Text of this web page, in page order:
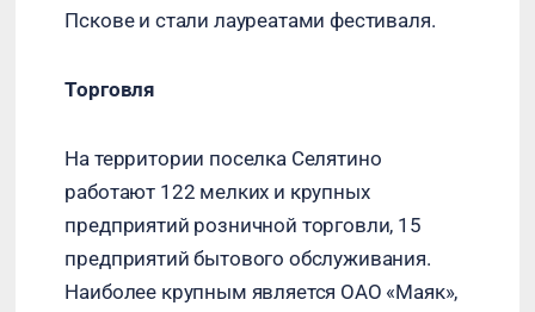
Пскове и стали лауреатами фестиваля.
Торговля
На территории поселка Селятино
работают 122 мелких и крупных
предприятий розничной торговли, 15
предприятий бытового обслуживания.
Наиболее крупным является ОАО «Маяк»,